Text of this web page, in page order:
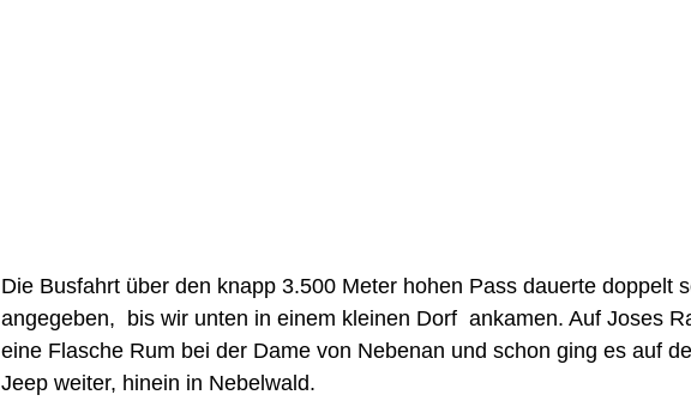
Die Busfahrt über den knapp 3.500 Meter hohen Pass dauerte doppelt
angegeben,  bis wir unten in einem kleinen Dorf  ankamen. Auf Joses
eine Flasche Rum bei der Dame von Nebenan und schon ging es auf
Jeep weiter, hinein in Nebelwald.